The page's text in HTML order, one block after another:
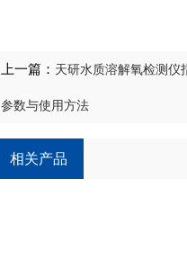
上一篇： 天研水质溶解氧检测仪
参数与使用方法
相关产品